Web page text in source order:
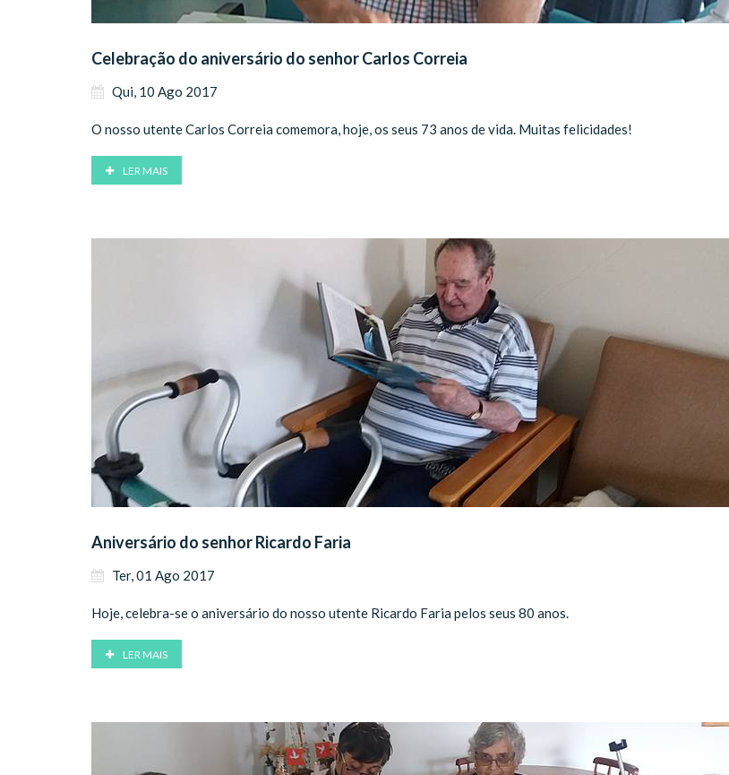
Celebração do aniversário do senhor Carlos Correia
Qui, 10 Ago 2017
O nosso utente Carlos Correia comemora, hoje, os seus 73 anos de vida. Muitas felicidades!
LER MAIS
Aniversário do senhor Ricardo Faria
Ter, 01 Ago 2017
Hoje, celebra-se o aniversário do nosso utente Ricardo Faria pelos seus 80 anos.
LER MAIS